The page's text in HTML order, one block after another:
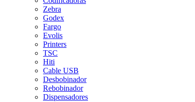
Zebra
Godex
Fargo
Evolis
Printers
TSC
Hiti
Cable USB
Desbobinador
Rebobinador
Dispensadores